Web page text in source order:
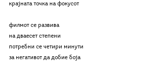
крајната точка на фокусот
филмот се развива
на дваесет степени
потребни се четири минути
за негативот да добие боја